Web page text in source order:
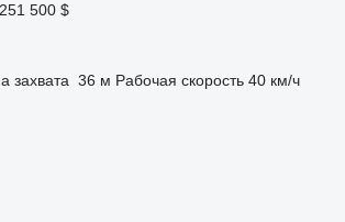
500 $
захвата 36 м Рабочая скорость 40 км/ч